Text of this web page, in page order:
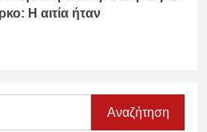
Η αιτία ήταν